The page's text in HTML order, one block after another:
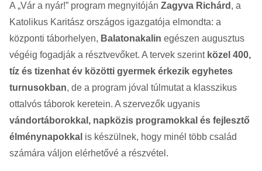
A „Vár a nyár!” program megnyitóján Zagyva Richárd , a
Katolikus Karitász országos igazgatója elmondta: a
központi táborhelyen, Balatonakalin egészen augusztus
végéig fogadják a résztvevőket. A tervek szerint közel 400,
tíz és tizenhat év közötti gyermek érkezik egyhetes
turnusokban, de a program jóval túlmutat a klasszikus
ottalvós táborok keretein. A szervezők ugyanis
vándortáborokkal, napközis programokkal és fejlesztő
élménynapokkal is készülnek, hogy minél több család
számára váljon elérhetővé a részvétel.